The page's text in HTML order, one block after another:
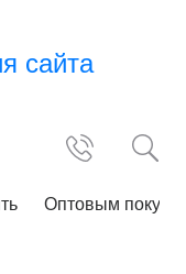
сайта
Оптовым